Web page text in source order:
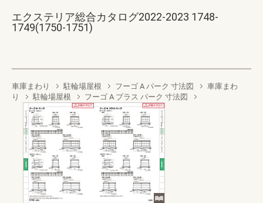
エクステリア総合カタログ2022-2023 1748-
1749(1750-1751)
車庫まわり 駐輪場屋根 フーゴ A パーク 寸法図
車庫まわ
り
駐輪場屋根 フーゴ A プラス パーク 寸法図